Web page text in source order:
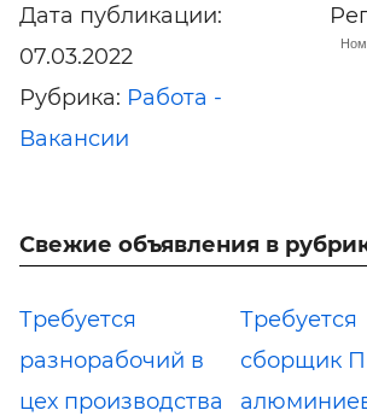
Дата публикации:
07.03.2022
Рубрика: Работа -
Вакансии
Свежие объявления в
Требуется
разнорабочий в
цех производства
Требуется
сборщик